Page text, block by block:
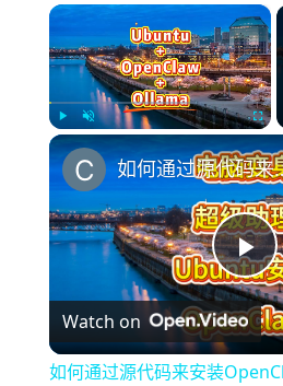
×
Play Unmute
如何通过源代码来安
Watch on
如何通过源代码来安装